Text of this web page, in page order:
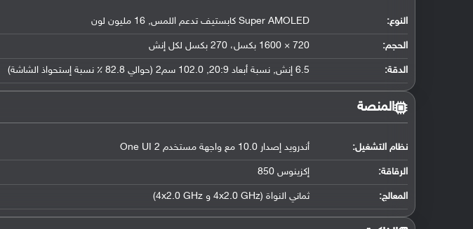
النوع: Super AMOLED كابستيف تدعم اللمس, 16 مليون لون
الحجم: 720 × 1600 بكسل، 270 بكسل لكل إنش
الدقة: 6.5 إنش, نسبة أبعاد 20:9, 102.0 سم2 (حوالي 82.8 ٪ نسبة إستحواذ الشاشة)
المنصة
نظام التشغيل: أندرويد إصدار 10.0 مع واجهة مستخدم One UI 2
الرقاقة: إكزينوس 850
المعالج: ثماني النواة (4x2.0 GHz و 4x2.0 GHz)